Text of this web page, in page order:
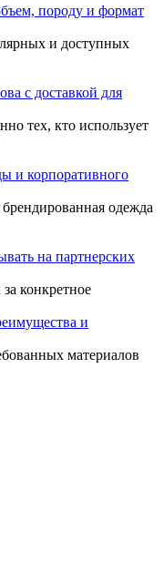
породу и формат
и доступных
с доставкой для
тех, кто использует
и корпоративного
одежда
на партнерских
конкретное
и
материалов